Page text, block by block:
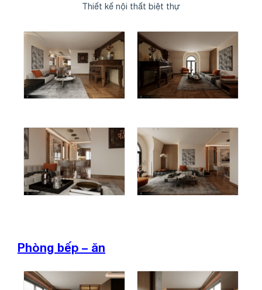
Thiết kế nội thất biệt thự
Phòng bếp – ăn